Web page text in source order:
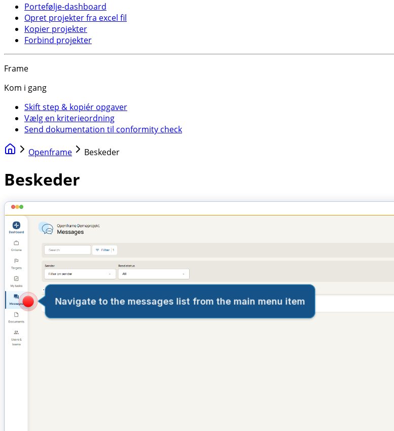
Portefølje-dashboard
Opret projekter fra excel fil
Kopier projekter
Forbind projekter
Frame
Kom i gang
Skift step & kopiér opgaver
Vælg en kriterieordning
Send dokumentation til conformity check
Openframe Beskeder
Beskeder